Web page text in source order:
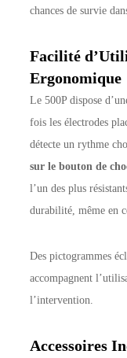
chances de survie
Facilité
Ergonomique
Le 500P dispose
fois les électrodes
détecte un rythme
sur le bouton de
l’un des plus
durabilité, même en
Des pictogrammes
accompagnent
l’intervention.
Accessoires